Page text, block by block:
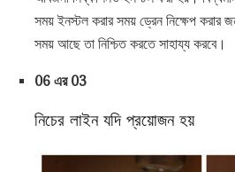
সময় ইনস্টল করার সময় ড্রেন নিক্ষেপ করার
সময় আছে তা নিশ্চিত করতে সাহায্য করবে।
06 এর 03
নিচের লাইন যদি প্রয়োজন হয়